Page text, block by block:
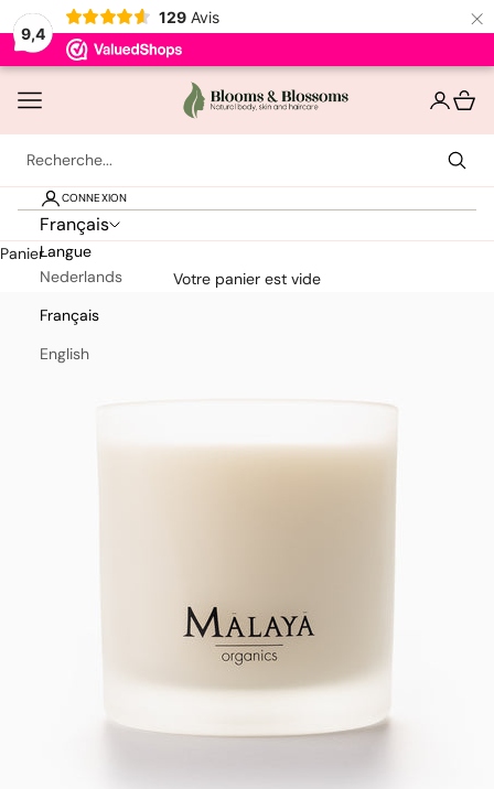
9,4
129 Avis ×
Passer au contenu
Ouvrir la navigation
Bloomsandblossoms Ouvrir
Voir
Meilleures ventes
Soin des cheveux
CONNEXION
Français
Langue
Nederlands
Français
English
Panier
Votre panier est vide